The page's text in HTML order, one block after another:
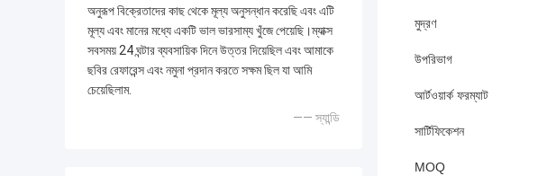
অনুরূপ বিক্রেতাদের কাছ থেকে মূল্য অনুসন্ধান করেছি এবং এটি
মূল্য এবং মানের মধ্যে একটি ভাল ভারসাম্য খুঁজে পেয়েছি।ম্যাক্স
সবসময় 24 ঘন্টার ব্যবসায়িক দিনে উত্তর দিয়েছিল এবং আমাকে
ছবির রেফারেন্স এবং নমুনা প্রদান করতে সক্ষম ছিল যা আমি
চেয়েছিলাম.
—— স্যান্ডি
মুদ্রণ
উপরিভাগ
আর্টওয়ার্ক ফরম্যাট
সার্টিফিকেশন
MOQ